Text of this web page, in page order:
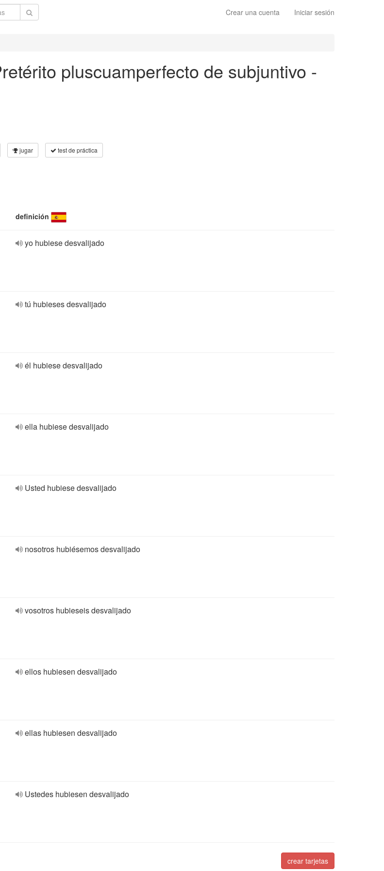
Crear una cuenta Iniciar sesión
pluscuamperfecto de subjuntivo -
jugar test de práctica
definición
yo hubiese desvalijado
tú hubieses desvalijado
él hubiese desvalijado
ella hubiese desvalijado
Usted hubiese desvalijado
nosotros hubiésemos desvalijado
vosotros hubieseis desvalijado
ellos hubiesen desvalijado
ellas hubiesen desvalijado
Ustedes hubiesen desvalijado
crear tarjetas